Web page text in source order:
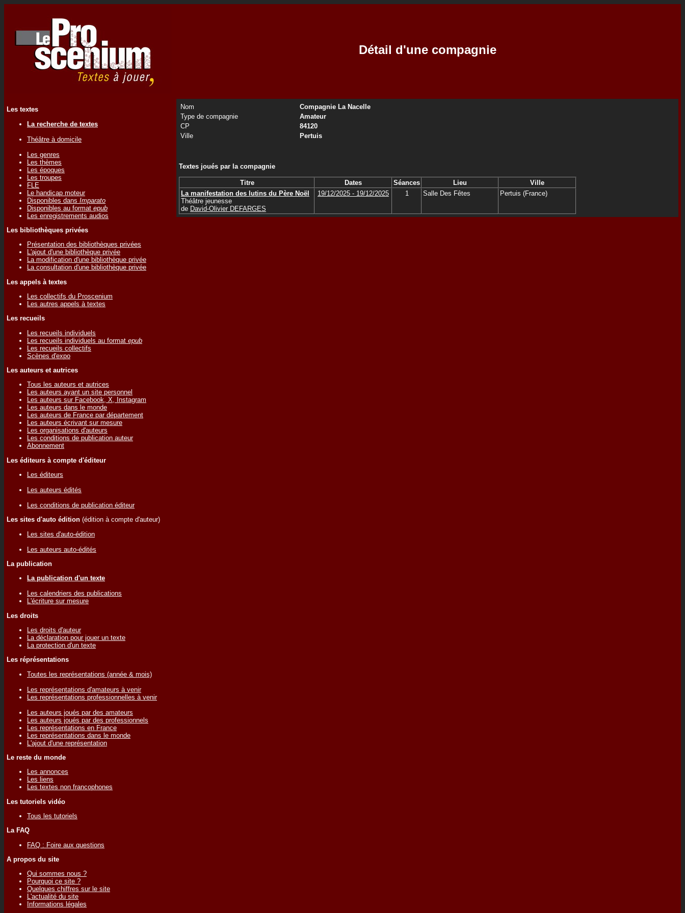
Détail d'une compagnie
Les textes
La recherche de textes
Théâtre à domicile
Les genres
Les thèmes
Les époques
Les troupes
FLE
Le handicap moteur
Disponibles dans Imparato
Disponibles au format epub
Les enregistrements audios
Les bibliothèques privées
Présentation des bibliothèques privées
L'ajout d'une bibliothèque privée
La modification d'une bibliothèque privée
La consultation d'une bibliothèque privée
Les appels à textes
Les collectifs du Proscenium
Les autres appels à textes
Les recueils
Les recueils individuels
Les recueils individuels au format epub
Les recueils collectifs
Scènes d'expo
Les auteurs et autrices
Tous les auteurs et autrices
Les auteurs ayant un site personnel
Les auteurs sur Facebook, X, Instagram
Les auteurs dans le monde
Les auteurs de France par département
Les auteurs écrivant sur mesure
Les organisations d'auteurs
Les conditions de publication auteur
Abonnement
Les éditeurs à compte d'éditeur
Les éditeurs
Les auteurs édités
Les conditions de publication éditeur
Les sites d'auto édition (édition à compte d'auteur)
Les sites d'auto-édition
Les auteurs auto-édités
La publication
La publication d'un texte
Les calendriers des publications
L'écriture sur mesure
Les droits
Les droits d'auteur
La déclaration pour jouer un texte
La protection d'un texte
Les réprésentations
Toutes les représentations (année & mois)
Les représentations d'amateurs à venir
Les représentations professionnelles à venir
Les auteurs joués par des amateurs
Les auteurs joués par des professionnels
Les représentations en France
Les représentations dans le monde
L'ajout d'une représentation
Le reste du monde
Les annonces
Les liens
Les textes non francophones
Les tutoriels vidéo
Tous les tutoriels
La FAQ
FAQ : Foire aux questions
A propos du site
Qui sommes nous ?
Pourquoi ce site ?
Quelques chiffres sur le site
L'actualité du site
Informations légales
Nom
Compagnie La Nacelle
Type de compagnie
Amateur
CP
84120
Ville
Pertuis
Textes joués par la compagnie
Titre Dates Séances Lieu
Ville
La manifestation des lutins du Père Noël
Théâtre jeunesse
de David-Olivier DEFARGES
19/12/2025 - 19/12/2025 1 Salle Des Fêtes Pertuis (France)